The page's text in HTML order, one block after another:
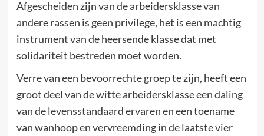
Afgescheiden zijn van de arbeidersklasse van
andere rassen is geen privilege, het is een machtig
instrument van de heersende klasse dat met
solidariteit bestreden moet worden.
Verre van een bevoorrechte groep te zijn, heeft een
groot deel van de witte arbeidersklasse een daling
van de levensstandaard ervaren en een toename
van wanhoop en vervreemding in de laatste vier